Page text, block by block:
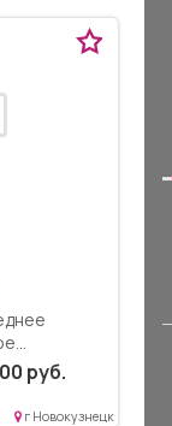
руб.
г Новокузнецк